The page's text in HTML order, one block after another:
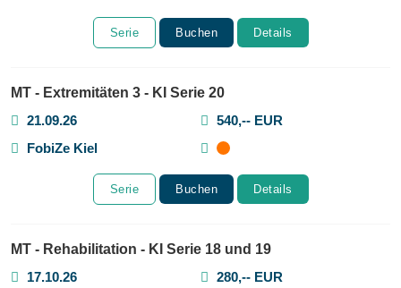
Serie Buchen Details
MT - Extremitäten 3 - KI Serie 20
21.09.26
540,-- EUR
FobiZe Kiel
Serie Buchen Details
MT - Rehabilitation - KI Serie 18 und 19
17.10.26
280,-- EUR